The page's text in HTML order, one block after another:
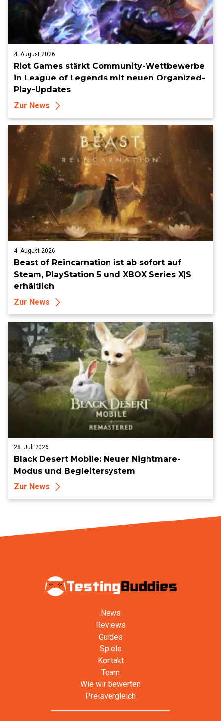
4. August 2026
Riot Games stärkt Community-Wettbewerbe
in League of Legends mit neuen Organized-
Play-Updates
Zur News
4. August 2026
Beast of Reincarnation ist ab sofort auf
Steam, PlayStation 5 und XBOX Series X|S
erhältlich
Zur News
28. Juli 2026
Black Desert Mobile: Neuer Nightmare-
Modus und Begleitersystem
Zur News
News
Reviews
Guides
Spiele
Kontakt
Team
Wie wir bewerten
Preisvergleich